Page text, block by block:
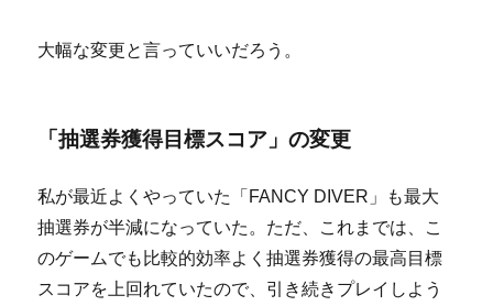
大幅な変更と言っていいだろう。
「抽選券獲得目標スコア」の変更
私が最近よくやっていた「FANCY DIVER」も最大
抽選券が半減になっていた。ただ、これまでは、こ
のゲームでも比較的効率よく抽選券獲得の最高目標
スコアを上回れていたので、引き続きプレイしよう